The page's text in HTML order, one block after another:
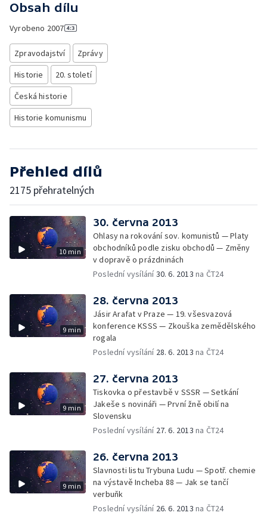
Obsah dílu
Vyrobeno 2007
Zpravodajství
Zprávy
Historie
20. století
Česká historie
Historie komunismu
Přehled dílů
2175 přehratelných
10 min
30. června 2013
Ohlasy na rokování sov. komunistů — Platy
obchodníků podle zisku obchodů — Změny
v dopravě o prázdninách
Poslední vysílání30. 6. 2013 na ČT24
9 min
28. června 2013
Jásir Arafat v Praze — 19. všesvazová
konference KSSS — Zkouška zemědělského
rogala
Poslední vysílání 28. 6. 2013 na ČT24
9 min
27. června 2013
Tiskovka o přestavbě v SSSR — Setkání
Jakeše s novináři — První žně obilí na
Slovensku
Poslední vysílání 27. 6. 2013 na ČT24
9 min
26. června 2013
Slavnosti listu Trybuna Ludu — Spotř. chemie
na výstavě Incheba 88 — Jak se tančí
verbuňk
Poslední vysílání 26. 6. 2013 na ČT24